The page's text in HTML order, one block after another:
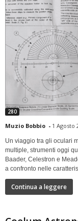
280
Muzio Bobbio - 1 Agosto
Un viaggio tra gli oculari
multiple, strumenti oggi
Baader, Celestron e
a confronto nelle
Continua a leggere